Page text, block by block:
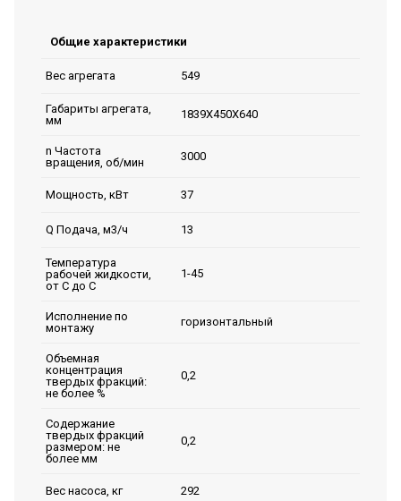
Общие характеристики
Вес агрегата 549
Габариты агрегата,
мм
1839Х450Х640
n Частота
вращения, об/мин
3000
Мощность, кВт 37
Q Подача, м3/ч 13
Температура
рабочей жидкости,
от С до С
1-45
Исполнение по
монтажу
горизонтальный
Объемная
концентрация
твердых фракций:
не более %
0,2
Содержание
твердых фракций
размером: не
более мм
0,2
Вес насоса, кг 292